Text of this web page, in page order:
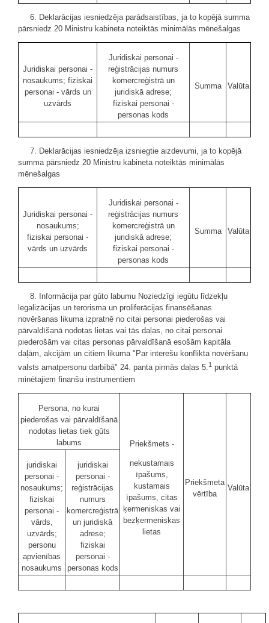
6. Deklarācijas iesniedzēja parādsaistības, ja to kopējā summa
pārsniedz 20 Ministru kabineta noteiktās minimālās mēnešalgas
Juridiskai personai -
nosaukums; fiziskai
personai - vārds un
uzvārds
Juridiskai personai -
reģistrācijas numurs
komercreģistrā un
juridiskā adrese;
fiziskai personai -
personas kods
Summa Valūta
7. Deklarācijas iesniedzēja izsniegtie aizdevumi, ja to kopējā
summa pārsniedz 20 Ministru kabineta noteiktās minimālās
mēnešalgas
Juridiskai personai -
nosaukums;
fiziskai personai -
vārds un uzvārds
Juridiskai personai -
reģistrācijas numurs
komercreģistrā un
juridiskā adrese;
fiziskai personai -
personas kods
Summa Valūta
8. Informācija par gūto labumu Noziedzīgi iegūtu līdzekļu
legalizācijas un terorisma un proliferācijas finansēšanas
novēršanas likuma izpratnē no citai personai piederošas vai
pārvaldīšanā nodotas lietas vai tās daļas, no citai personai
piederošām vai citas personas pārvaldīšanā esošām kapitāla
daļām, akcijām un citiem likuma "Par interešu konflikta novēršanu
valsts amatpersonu darbībā" 24. panta pirmās daļas 5.1 punktā
minētajiem finanšu instrumentiem
Persona, no kurai
piederošas vai pārvaldīšanā
nodotas lietas tiek gūts
labums
Priekšmets -
nekustamais
īpašums,
kustamais
īpašums, citas
ķermeniskas vai
bezķermeniskas
lietas
Priekšmeta
vērtība
Valūta
juridiskai
personai -
nosaukums;
fiziskai
personai -
vārds,
uzvārds;
personu
apvienības
nosaukums
juridiskai
personai -
reģistrācijas
numurs
komercreģistrā
un juridiskā
adrese;
fiziskai
personai -
personas kods